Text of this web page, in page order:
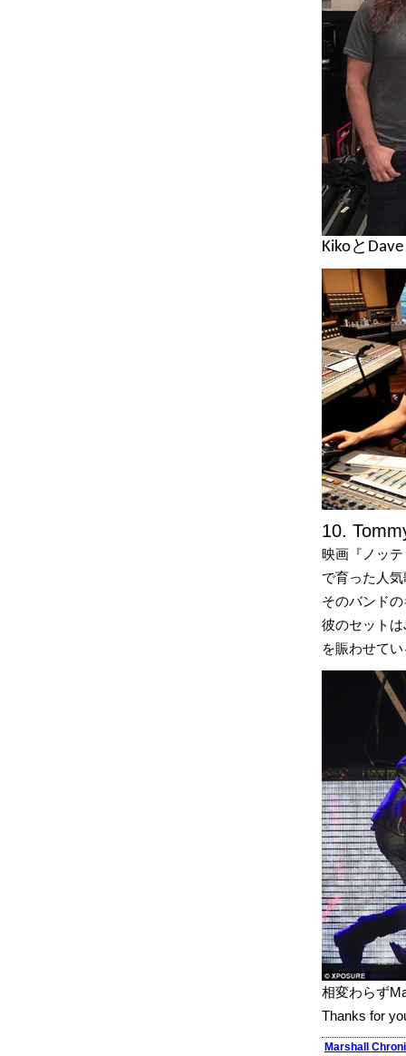
Kikoと
10.
映画『ノッ
で育った人
そのバンド
彼のセット
を賑わせて
相変わらず
Thanks for
Marshall